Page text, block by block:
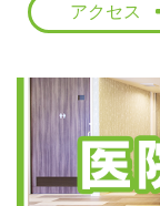
アクセス